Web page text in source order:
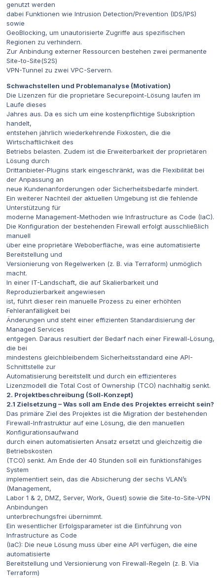
genutzt werden
dabei Funktionen wie Intrusion Detection/Prevention (IDS/IPS)
sowie
GeoBlocking, um unautorisierte Zugriffe aus spezifischen
Regionen zu verhindern.
Zur Anbindung externer Ressourcen bestehen zwei permanente
Site-to-Site(S2S)
VPN-Tunnel zu zwei VPC-Servern.
Schwachstellen und Problemanalyse (Motivation)
Die Lizenzen für die proprietäre Securepoint-Lösung laufen im
Laufe dieses
Jahres aus. Da es sich um eine kostenpflichtige Subskription
handelt,
entstehen jährlich wiederkehrende Fixkosten, die die
Wirtschaftlichkeit des
Betriebs belasten. Zudem ist die Erweiterbarkeit der proprietären
Lösung durch
Drittanbieter-Plugins stark eingeschränkt, was die Flexibilität bei
der Anpassung an
neue Kundenanforderungen oder Sicherheitsbedarfe mindert.
Ein weiterer Nachteil der aktuellen Umgebung ist die fehlende
Unterstützung für
moderne Management-Methoden wie Infrastructure as Code (IaC).
Die Konfiguration der bestehenden Firewall erfolgt ausschließlich
manuell
über eine proprietäre Weboberfläche, was eine automatisierte
Bereitstellung und
Versionierung von Regelwerken (z. B. via Terraform) unmöglich
macht.
In einer IT-Landschaft, die auf Skalierbarkeit und
Reproduzierbarkeit angewiesen
ist, führt dieser rein manuelle Prozess zu einer erhöhten
Fehleranfälligkeit bei
Änderungen und steht einer effizienten Standardisierung der
Managed Services
entgegen. Daraus resultiert der Bedarf nach einer Firewall-Lösung,
die bei
mindestens gleichbleibendem Sicherheitsstandard eine API-
Schnittstelle zur
Automatisierung bereitstellt und durch ein effizienteres
Lizenzmodell die Total Cost of Ownership (TCO) nachhaltig senkt.
2. Projektbeschreibung (Soll-Konzept)
2.1 Zielsetzung – Was soll am Ende des Projektes erreicht sein?
Das primäre Ziel des Projektes ist die Migration der bestehenden
Firewall-Infrastruktur auf eine Lösung, die den manuellen
Konfigurationsaufwand
durch einen automatisierten Ansatz ersetzt und gleichzeitig die
Betriebskosten
(TCO) senkt. Am Ende der 40 Stunden soll ein funktionsfähiges
System
implementiert sein, das die Absicherung der sechs VLAN’s
(Management,
Labor 1 & 2, DMZ, Server, Work, Guest) sowie die Site-to-Site-VPN
Anbindungen
unterbrechungsfrei übernimmt.
Ein wesentlicher Erfolgsparameter ist die Einführung von
Infrastructure as Code
(IaC): Die neue Lösung muss über eine API verfügen, die eine
automatisierte
Bereitstellung und Versionierung von Firewall-Regeln (z. B. Via
Terraform)